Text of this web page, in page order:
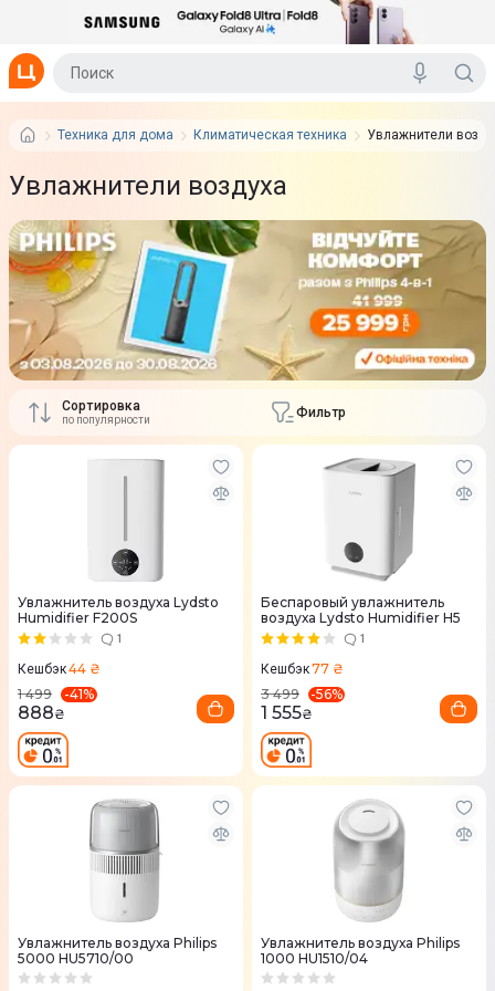
Техника для дома Климатическая техника Увлажнители
Увлажнители воздуха
Сортировка
по популярности Фильтр
Увлажнитель воздуха Lydsto
Humidifier F200S
1
Кешбэк44 ₴
1 499
-41%
888₴
Беспаровый увлажнитель
воздуха Lydsto Humidifier H5
1
Кешбэк77 ₴
3 499
-56%
1 555₴
Увлажнитель воздуха Philips
5000 HU5710/00
Увлажнитель воздуха Philips
1000 HU1510/04